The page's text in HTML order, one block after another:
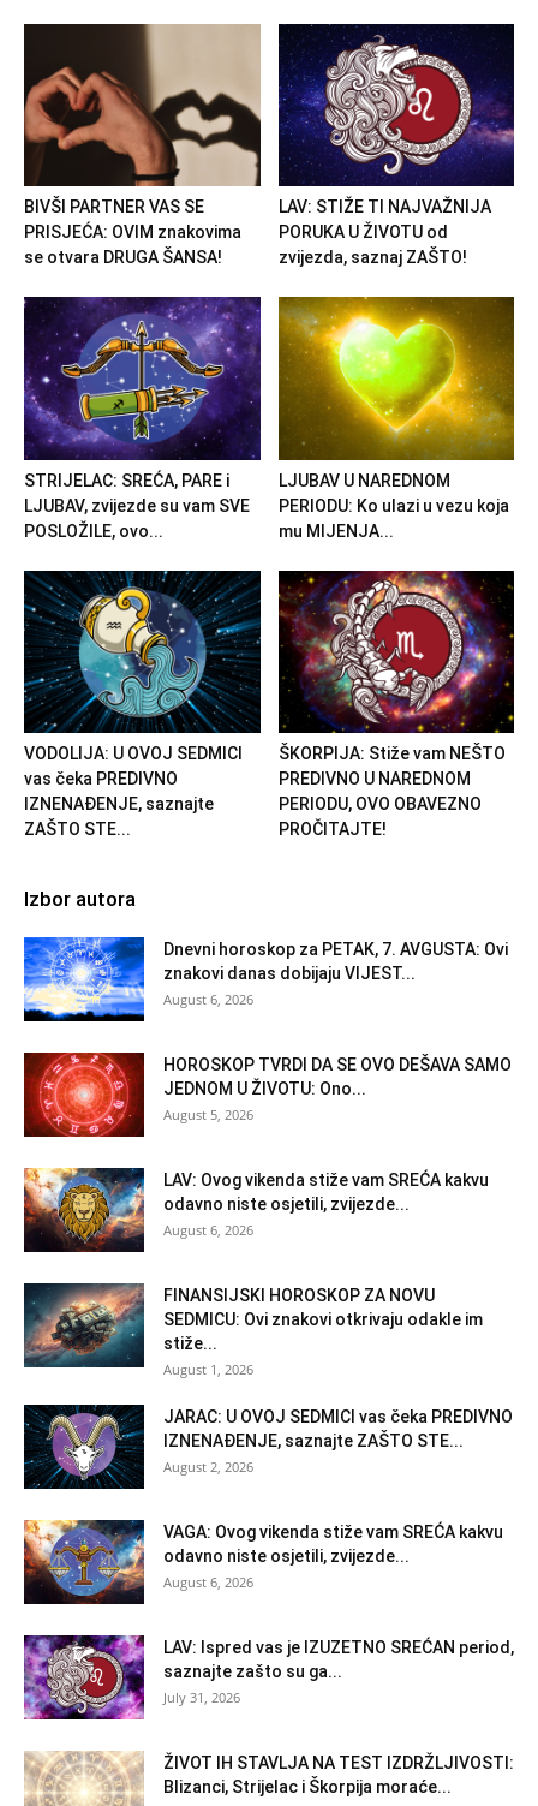
BIVŠI PARTNER VAS SE
PRISJEĆA: OVIM znakovima
se otvara DRUGA ŠANSA!
LAV: STIŽE TI NAJVAŽNIJA
PORUKA U ŽIVOTU od
zvijezda, saznaj ZAŠTO!
STRIJELAC: SREĆA, PARE i
LJUBAV, zvijezde su vam SVE
POSLOŽILE, ovo...
LJUBAV U NAREDNOM
PERIODU: Ko ulazi u vezu koja
mu MIJENJA...
VODOLIJA: U OVOJ SEDMICI
vas čeka PREDIVNO
IZNENAĐENJE, saznajte
ZAŠTO STE...
ŠKORPIJA: Stiže vam NEŠTO
PREDIVNO U NAREDNOM
PERIODU, OVO OBAVEZNO
PROČITAJTE!
Izbor autora
Dnevni horoskop za PETAK, 7. AVGUSTA: Ovi
znakovi danas dobijaju VIJEST...
August 6, 2026
HOROSKOP TVRDI DA SE OVO DEŠAVA SAMO
JEDNOM U ŽIVOTU: Ono...
August 5, 2026
LAV: Ovog vikenda stiže vam SREĆA kakvu
odavno niste osjetili, zvijezde...
August 6, 2026
FINANSIJSKI HOROSKOP ZA NOVU
SEDMICU: Ovi znakovi otkrivaju odakle im
stiže...
August 1, 2026
JARAC: U OVOJ SEDMICI vas čeka PREDIVNO
IZNENAĐENJE, saznajte ZAŠTO STE...
August 2, 2026
VAGA: Ovog vikenda stiže vam SREĆA kakvu
odavno niste osjetili, zvijezde...
August 6, 2026
LAV: Ispred vas je IZUZETNO SREĆAN period,
saznajte zašto su ga...
July 31, 2026
ŽIVOT IH STAVLJA NA TEST IZDRŽLJIVOSTI:
Blizanci, Strijelac i Škorpija moraće...